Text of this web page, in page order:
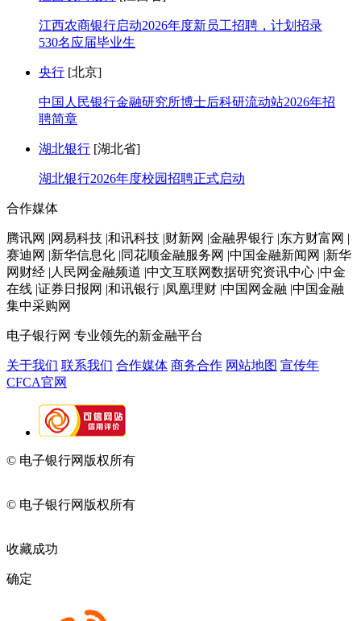
江西农商银行启动2026年度新员工招聘，计划招录
530名应届毕业生
央行 [北京]
中国人民银行金融研究所博士后科研流动站2026年招
聘简章
湖北银行 [湖北省]
湖北银行2026年度校园招聘正式启动
合作媒体
腾讯网 |网易科技 |和讯科技 |财新网 |金融界银行 |东方财富网 |
赛迪网 |新华信息化 |同花顺金融服务网 |中国金融新闻网 |新华
网财经 |人民网金融频道 |中文互联网数据研究资讯中心 |中金
在线 |证券日报网 |和讯银行 |凤凰理财 |中国网金融 |中国金融
集中采购网
电子银行网 专业领先的新金融平台
关于我们 联系我们 合作媒体 商务合作 网站地图 宣传年
CFCA官网
© 电子银行网版权所有
© 电子银行网版权所有
收藏成功
确定